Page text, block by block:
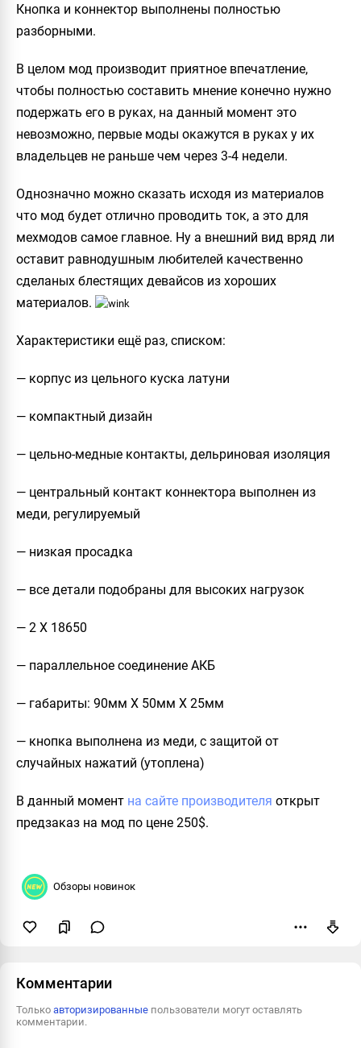
Кнопка и коннектор выполнены полностью
разборными.
В целом мод производит приятное впечатление,
чтобы полностью составить мнение конечно нужно
подержать его в руках, на данный момент это
невозможно, первые моды окажутся в руках у их
владельцев не раньше чем через 3-4 недели.
Однозначно можно сказать исходя из материалов
что мод будет отлично проводить ток, а это для
мехмодов самое главное. Ну а внешний вид вряд ли
оставит равнодушным любителей качественно
сделаных блестящих девайсов из хороших
материалов.
Характеристики ещё раз, списком:
— корпус из цельного куска латуни
— компактный дизайн
— цельно-медные контакты, дельриновая изоляция
— центральный контакт коннектора выполнен из
меди, регулируемый
— низкая просадка
— все детали подобраны для высоких нагрузок
— 2 Х 18650
— параллельное соединение АКБ
— габариты: 90мм X 50мм X 25мм
— кнопка выполнена из меди, с защитой от
случайных нажатий (утоплена)
В данный момент на сайте производителя открыт
предзаказ на мод по цене 250$.
Обзоры новинок
Комментарии
Только авторизированные пользователи могут оставлять
комментарии.